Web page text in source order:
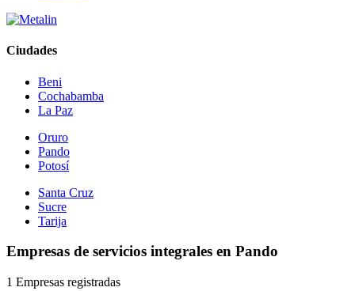
Ciudades
Beni
Cochabamba
La Paz
Oruro
Pando
Potosí
Santa Cruz
Sucre
Tarija
Empresas de servicios integrales en Pando
1 Empresas registradas